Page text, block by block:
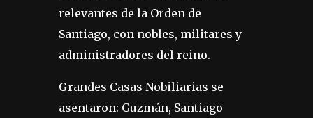
relevantes de la Orden de
Santiago, con nobles, militares y
administradores del reino.
Grandes Casas Nobiliarias se
asentaron: Guzmán, Santiago